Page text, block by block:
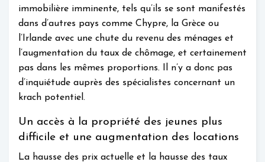
immobilière imminente, tels qu’ils se sont manifestés
dans d’autres pays comme Chypre, la Grèce ou
l’Irlande avec une chute du revenu des ménages et
l’augmentation du taux de chômage, et certainement
pas dans les mêmes proportions. Il n’y a donc pas
d’inquiétude auprès des spécialistes concernant un
krach potentiel.
Un accès à la propriété des jeunes plus
difficile et une augmentation des locations
La hausse des prix actuelle et la hausse des taux